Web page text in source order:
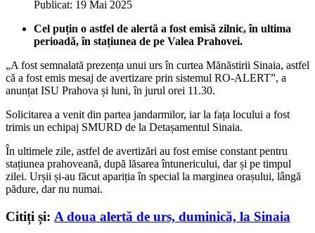
Publicat: 19 Mai 2025
Cel puțin o astfel de alertă a fost emisă zilnic, în ultima
perioadă, în stațiunea de pe Valea Prahovei.
„A fost semnalată prezența unui urs în curtea Mănăstirii Sinaia, astfel
că a fost emis mesaj de avertizare prin sistemul RO-ALERT”, a
anunțat ISU Prahova și luni, în jurul orei 11.30.
Solicitarea a venit din partea jandarmilor, iar la fața locului a fost
trimis un echipaj SMURD de la Detașamentul Sinaia.
În ultimele zile, astfel de avertizări au fost emise constant pentru
stațiunea prahoveană, după lăsarea întunericului, dar și pe timpul
zilei. Urșii și-au făcut apariția în special la marginea orașului, lângă
pădure, dar nu numai.
Citiți și: A doua alertă de urs, duminică, la Sinaia